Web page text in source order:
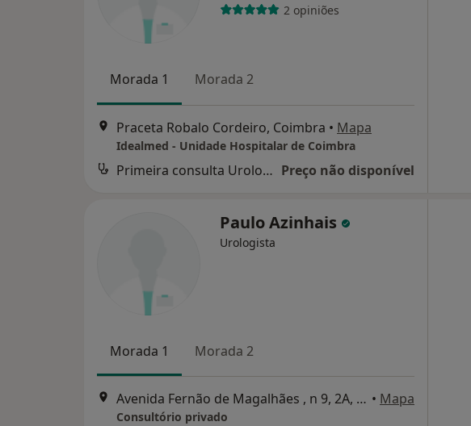
2 opiniões
Morada 1 Morada 2
Praceta Robalo Cordeiro, Coimbra • Mapa
Idealmed - Unidade Hospitalar de Coimbra
Primeira consulta Urologia Preço não disponível
Paulo Azinhais
Urologista
Morada 1 Morada 2
Avenida Fernão de Magalhães , n 9, 2A, Coimbra • Mapa
Consultório privado